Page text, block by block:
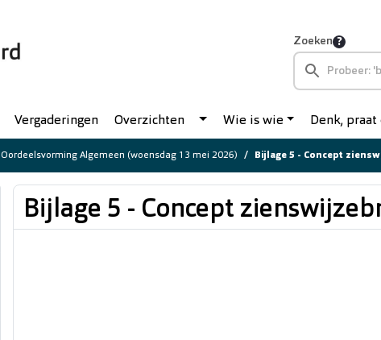
Zoeken
Vergaderingen Overzichten Wie is wie Denk,
Oordeelsvorming Algemeen (woensdag 13 mei 2026) Bijlage 5 - Concept
Bijlage 5 - Concept